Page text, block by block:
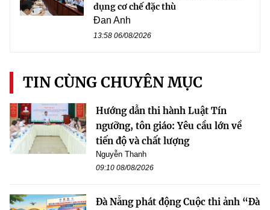
dụng cơ chế đặc thù
Đan Anh
13:58 06/08/2026
TIN CÙNG CHUYÊN MỤC
Hướng dẫn thi hành Luật Tín
ngưỡng, tôn giáo: Yêu cầu lớn về
tiến độ và chất lượng
Nguyễn Thanh
09:10 08/08/2026
Đà Nẵng phát động Cuộc thi ảnh “Đà